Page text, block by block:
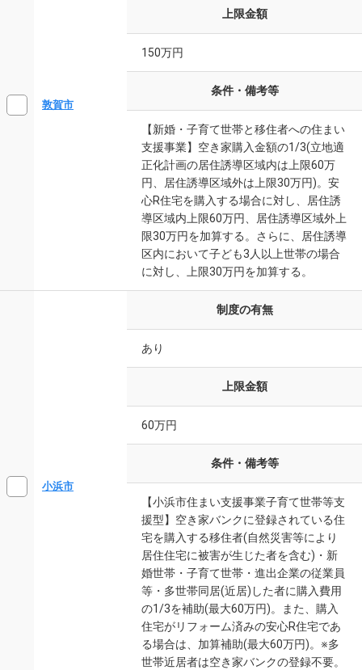
敦賀市
上限金額
150万円
条件・備考等
【新婚・子育て世帯と移住者への住まい
支援事業】空き家購入金額の1/3(立地適
正化計画の居住誘導区域内は上限60万
円、居住誘導区域外は上限30万円)。安
心R住宅を購入する場合に対し、居住誘
導区域内上限60万円、居住誘導区域外上
限30万円を加算する。さらに、居住誘導
区内において子ども3人以上世帯の場合
に対し、上限30万円を加算する。
小浜市
制度の有無
あり
上限金額
60万円
条件・備考等
【小浜市住まい支援事業子育て世帯等支
援型】空き家バンクに登録されている住
宅を購入する移住者(自然災害等により
居住住宅に被害が生じた者を含む)・新
婚世帯・子育て世帯・進出企業の従業員
等・多世帯同居(近居)した者に購入費用
の1/3を補助(最大60万円)。また、購入
住宅がリフォーム済みの安心R住宅であ
る場合は、加算補助(最大60万円)。※多
世帯近居者は空き家バンクの登録不要。